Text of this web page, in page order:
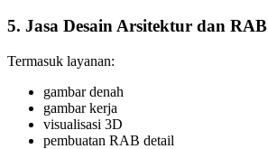
5. Jasa Desain Arsitektur dan RAB
Termasuk layanan:
gambar denah
gambar kerja
visualisasi 3D
pembuatan RAB detail